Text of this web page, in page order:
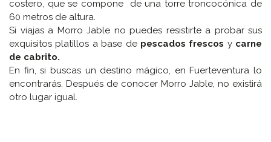
costero, que se compone de una torre troncocónica de
60 metros de altura.
Si viajas a Morro Jable no puedes resistirte a probar sus
exquisitos platillos a base de pescados frescos y carne
de cabrito.
En fin, si buscas un destino mágico, en Fuerteventura lo
encontrarás. Después de conocer Morro Jable, no existirá
otro lugar igual.